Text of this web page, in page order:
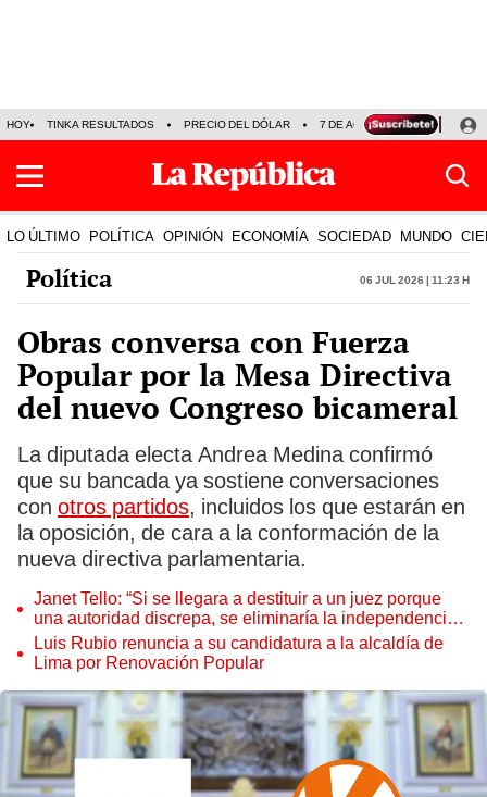
HOY TINKA RESULTADOS PRECIO DEL DÓLAR 7 DE AGOSTO OLLANTA
LO ÚLTIMO POLÍTICA OPINIÓN ECONOMÍA SOCIEDAD MUNDO
Política 06 Jul 2026 | 11:23 h
Obras conversa con Fuerza
Popular por la Mesa Directiva
del nuevo Congreso bicameral
La diputada electa Andrea Medina confirmó
que su bancada ya sostiene conversaciones
con otros partidos, incluidos los que estarán en
la oposición, de cara a la conformación de la
nueva directiva parlamentaria.
Janet Tello: “Si se llegara a destituir a un juez porque
una autoridad discrepa, se eliminaría la independencia
judicial”
Luis Rubio renuncia a su candidatura a la alcaldía de
Lima por Renovación Popular